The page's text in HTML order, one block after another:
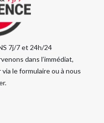
7j/7 et 24h/24
dans l’immédiat,
le formulaire ou à nous